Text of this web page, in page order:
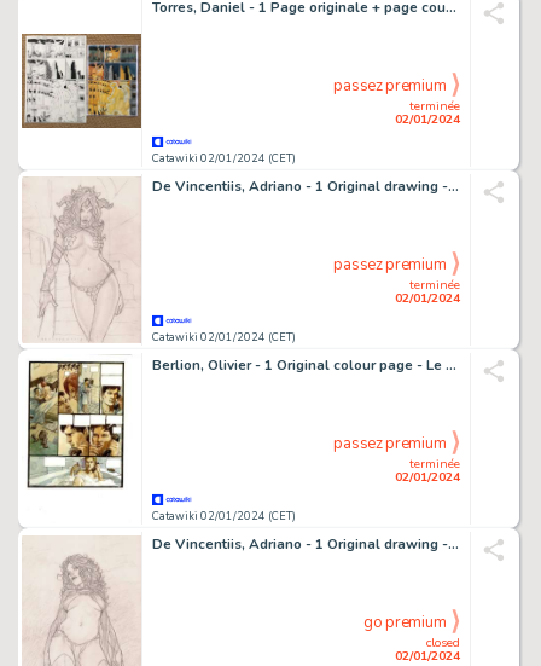
Torres, Daniel - 1 Page originale + page couleur originale - Tom el dinosaurio - "¡Tom, no juegues con los enchufes!" - 2002
Catawiki 02/01/2024 (CET)
terminée
02/01/2024
passez premium
De Vincentiis, Adriano - 1 Original drawing - Red Sonja - Queen Sonja - 2023
Catawiki 02/01/2024 (CET)
terminée
02/01/2024
passez premium
Berlion, Olivier - 1 Original colour page - Le Kid de l'Oklahoma - 2010
Catawiki 02/01/2024 (CET)
terminée
02/01/2024
passez premium
De Vincentiis, Adriano - 1 Original drawing - Goblin Queen - 2023
closed
02/01/2024
go premium